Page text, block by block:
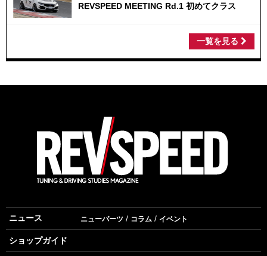
REVSPEED MEETING Rd.1 初めてクラス
一覧を見る
ニュース ニューパーツ コラム イベント
ショップガイド